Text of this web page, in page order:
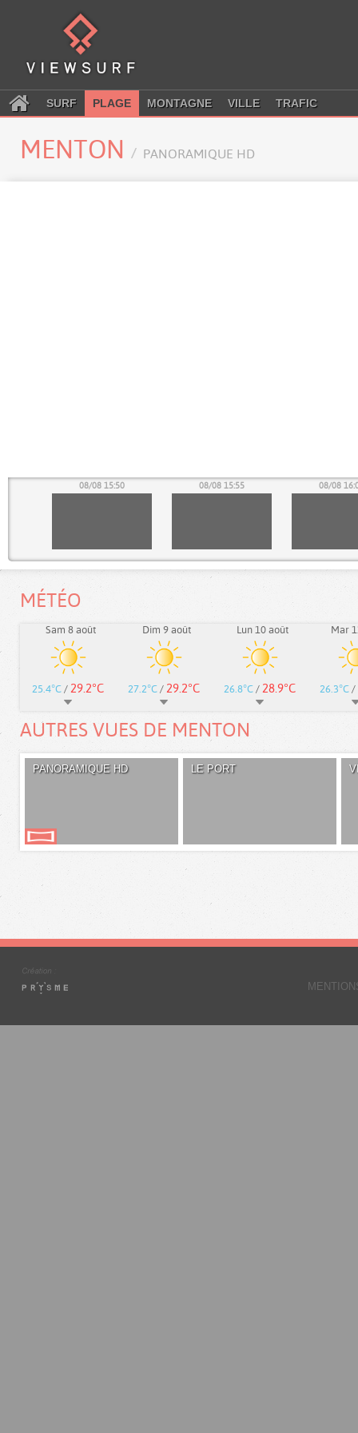
SURF PLAGE MONTAGNE VILLE TRAFIC
MENTON PANORAMIQUE HD
08/08 15:50 08/08 15:55 08/08
MÉTÉO
Sam 8 août
25.4°C / 29.2°C
Dim 9 août
27.2°C / 29.2°C
Lun 10 août
26.8°C / 28.9°C
Mar
26.3°C /
AUTRES VUES DE MENTON
PANORAMIQUE HD LE PORT